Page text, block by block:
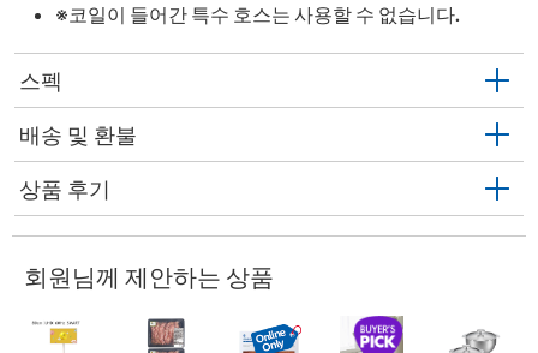
※코일이 들어간 특수 호스는 사용할 수 없습니다.
스펙
배송 및 환불
상품 후기
회원님께 제안하는 상품